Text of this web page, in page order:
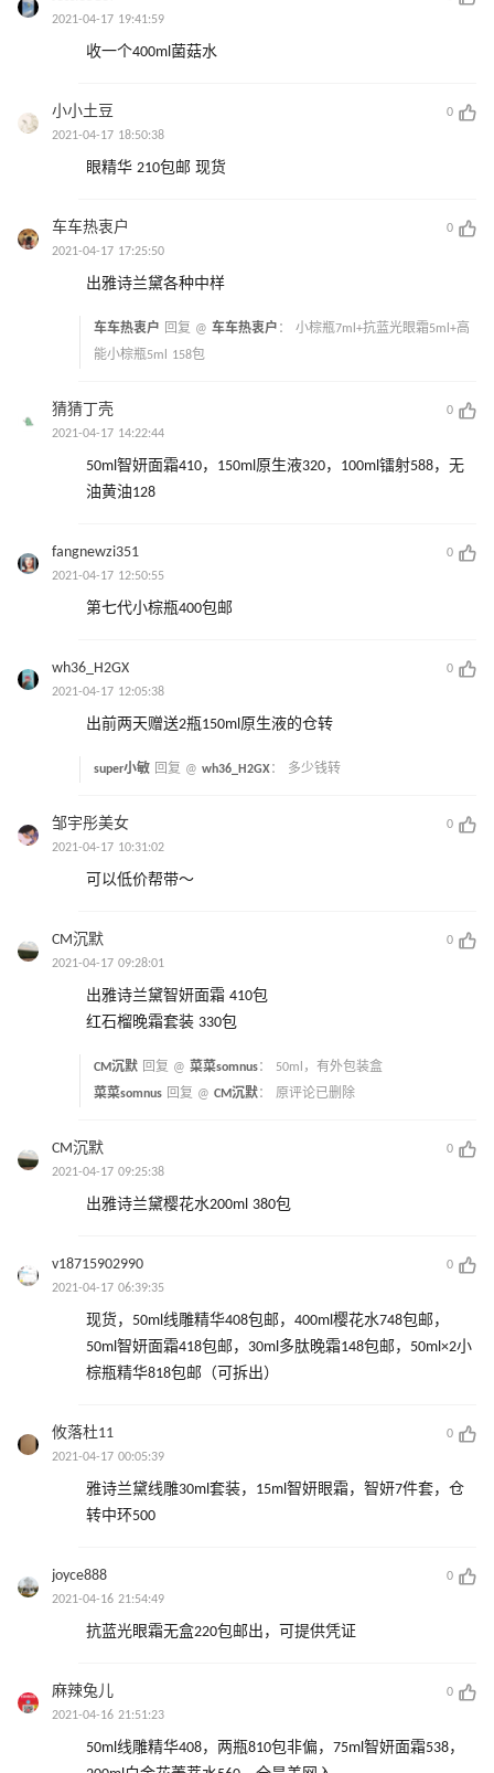
2021-04-17 19:41:59
收一个400ml菌菇水
小小土豆
0
2021-04-17 18:50:38
眼精华 210包邮 现货
车车热衷户
0
2021-04-17 17:25:50
出雅诗兰黛各种中样
车车热衷户 回复 @ 车车热衷户 ： 小棕瓶7ml+抗蓝光眼霜5ml+高
能小棕瓶5ml 158包
猜猜丁壳
0
2021-04-17 14:22:44
50ml智妍面霜410，150ml原生液320，100ml镭射588，无
油黄油128
fangnewzi351
0
2021-04-17 12:50:55
第七代小棕瓶400包邮
wh36_H2GX
0
2021-04-17 12:05:38
出前两天赠送2瓶150ml原生液的仓转
super小敏 回复 @ wh36_H2GX： 多少钱转
邹宇彤美女
0
2021-04-17 10:31:02
可以低价帮带～
CM沉默
0
2021-04-17 09:28:01
出雅诗兰黛智妍面霜 410包
红石榴晚霜套装 330包
CM沉默 回复 @ 菜菜somnus： 50ml，有外包装盒
菜菜somnus 回复 @ CM沉默： 原评论已删除
CM沉默
0
2021-04-17 09:25:38
出雅诗兰黛樱花水200ml 380包
v18715902990
0
2021-04-17 06:39:35
现货，50ml线雕精华408包邮，400ml樱花水748包邮，
50ml智妍面霜418包邮，30ml多肽晚霜148包邮，50ml×2小
棕瓶精华818包邮（可拆出）
攸落杜11
0
2021-04-17 00:05:39
雅诗兰黛线雕30ml套装，15ml智妍眼霜，智妍7件套，仓
转中环500
joyce888
0
2021-04-16 21:54:49
抗蓝光眼霜无盒220包邮出，可提供凭证
麻辣兔儿
0
2021-04-16 21:51:23
50ml线雕精华408，两瓶810包非偏，75ml智妍面霜538，